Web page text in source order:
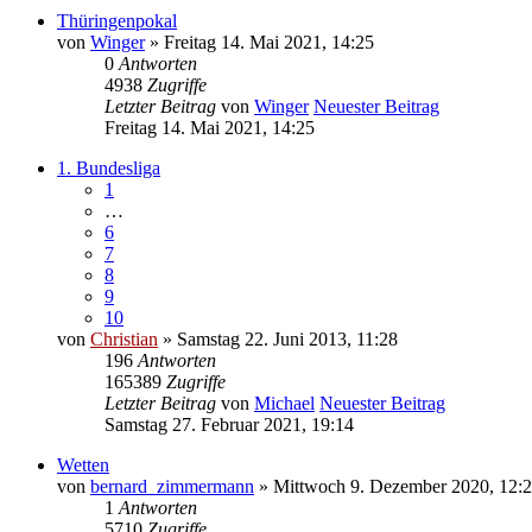
Thüringenpokal
von Winger» Freitag 14. Mai 2021, 14:25
0 Antworten
4938 Zugriffe
Letzter Beitrag von Winger Neuester Beitrag
Freitag 14. Mai 2021, 14:25
1. Bundesliga
1
…
6
7
8
9
10
von Christian » Samstag 22. Juni 2013, 11:28
196 Antworten
165389 Zugriffe
Letzter Beitrag von Michael Neuester Beitrag
Samstag 27. Februar 2021, 19:14
Wetten
von bernard_zimmermann » Mittwoch 9. Dezember 2020,
1 Antworten